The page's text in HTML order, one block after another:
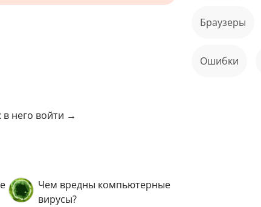
в него войти →
Чем вредны компьютерные
вирусы?
Браузеры
ошибки